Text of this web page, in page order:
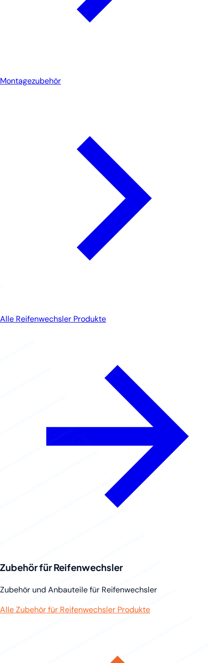
Montagezubehör
Alle Reifenwechsler Produkte
Zubehör für Reifenwechsler
Zubehör und Anbauteile für Reifenwechsler
Alle Zubehör für Reifenwechsler Produkte